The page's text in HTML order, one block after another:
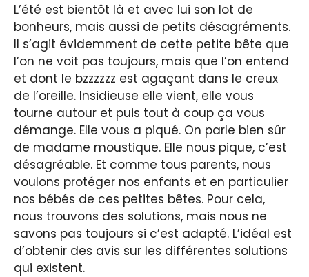
L’été est bientôt là et avec lui son lot de
bonheurs, mais aussi de petits désagréments.
Il s’agit évidemment de cette petite bête que
l’on ne voit pas toujours, mais que l’on entend
et dont le bzzzzzz est agaçant dans le creux
de l’oreille. Insidieuse elle vient, elle vous
tourne autour et puis tout à coup ça vous
démange. Elle vous a piqué. On parle bien sûr
de madame moustique. Elle nous pique, c’est
désagréable. Et comme tous parents, nous
voulons protéger nos enfants et en particulier
nos bébés de ces petites bêtes. Pour cela,
nous trouvons des solutions, mais nous ne
savons pas toujours si c’est adapté. L’idéal est
d’obtenir des avis sur les différentes solutions
qui existent.